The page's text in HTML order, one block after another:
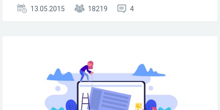
13.05.2015 18219 4